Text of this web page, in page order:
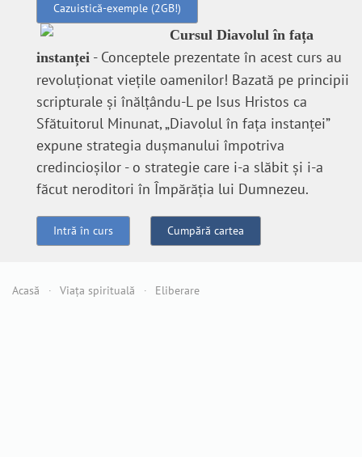
Cazuistică-exemple (2GB!)
Cursul Diavolul în fața
instanței - Conceptele prezentate în acest curs au
revoluţionat vieţile oamenilor! Bazată pe principii
scripturale şi înălţându-L pe Isus Hristos ca
Sfătuitorul Minunat, „Diavolul în faţa instanţei”
expune strategia duşmanului împotriva
credincioşilor - o strategie care i-a slăbit şi i-a
făcut neroditori în Împărăţia lui Dumnezeu.
Intră în curs Cumpără cartea
Acasă Viața spirituală Eliberare